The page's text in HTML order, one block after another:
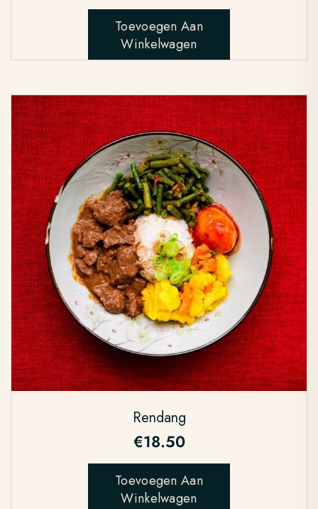
Toevoegen Aan
Winkelwagen
Rendang
€18.50
Toevoegen Aan
Winkelwagen